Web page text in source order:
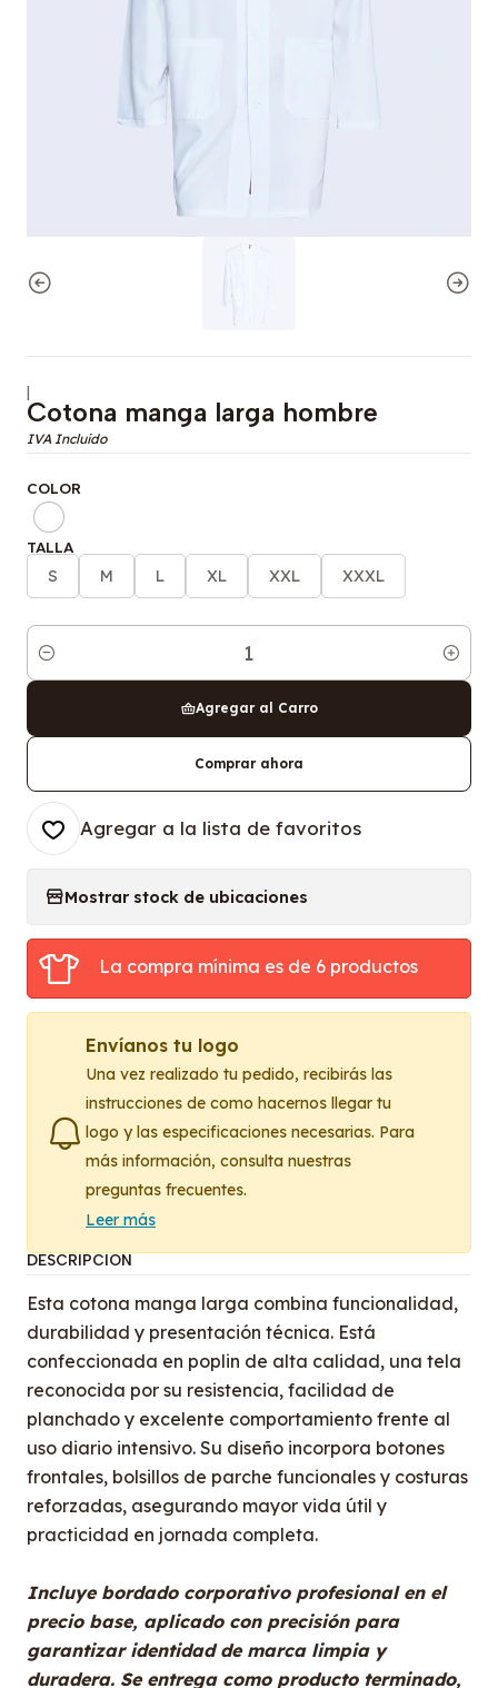
|
Cotona manga larga hombre
COLOR
TALLA
S M L XL XXL XXXL
Cantidad
Agregar al Carro
Comprar ahora
Agregar a la lista de favoritos
Mostrar stock de ubicaciones
La compra mínima es de 6 productos
Envíanos tu logo
Una vez realizado tu pedido, recibirás las
instrucciones de como hacernos llegar tu
logo y las especificaciones necesarias. Para
más información, consulta nuestras
preguntas frecuentes.
Leer más
DESCRIPCIÓN
Esta cotona manga larga combina funcionalidad,
durabilidad y presentación técnica. Está
confeccionada en poplin de alta calidad, una tela
reconocida por su resistencia, facilidad de
planchado y excelente comportamiento frente al
uso diario intensivo. Su diseño incorpora botones
frontales, bolsillos de parche funcionales y costuras
reforzadas, asegurando mayor vida útil y
practicidad en jornada completa.
Incluye bordado corporativo profesional en el
precio base, aplicado con precisión para
garantizar identidad de marca limpia y
duradera. Se entrega como producto terminado,